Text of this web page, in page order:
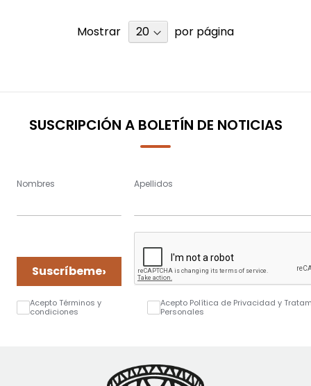
Mostrar por página
SUSCRIPCIÓN A BOLETÍN DE NOTICIAS
Nombres Apellidos
Suscríbeme›
Acepto Términos y
condiciones
Acepto Política de Privacidad y
Personales